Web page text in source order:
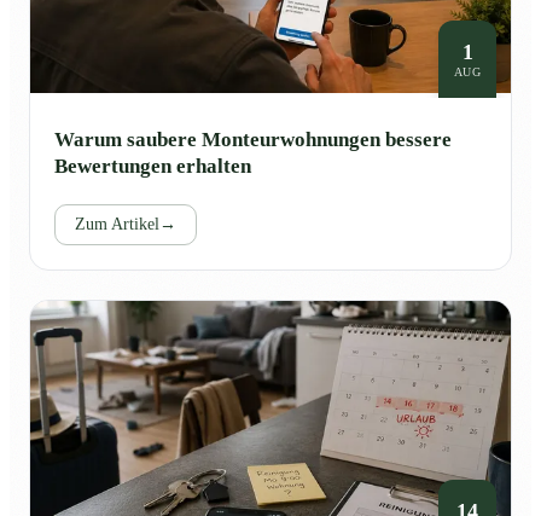
1
AUG
Warum saubere Monteurwohnungen bessere
Bewertungen erhalten
Zum Artikel→
14